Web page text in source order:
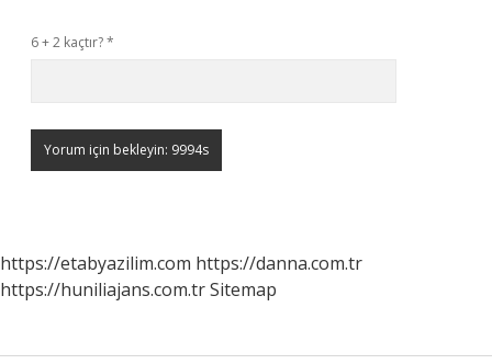
6 + 2 kaçtır?*
https://etabyazilim.com https://danna.com.tr
https://huniliajans.com.trSitemap